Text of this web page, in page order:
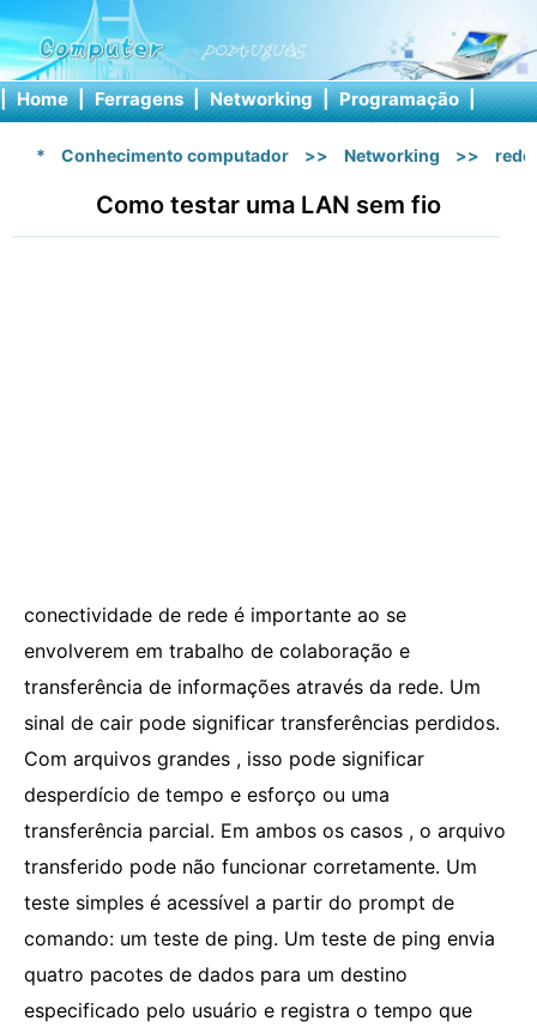
| Home | Ferragens | Networking | Programação |
* Conhecimento computador >> Networking >> rede
Como testar uma LAN sem fio
conectividade de rede é importante ao se
envolverem em trabalho de colaboração e
transferência de informações através da rede. Um
sinal de cair pode significar transferências perdidos.
Com arquivos grandes , isso pode significar
desperdício de tempo e esforço ou uma
transferência parcial. Em ambos os casos , o arquivo
transferido pode não funcionar corretamente. Um
teste simples é acessível a partir do prompt de
comando: um teste de ping. Um teste de ping envia
quatro pacotes de dados para um destino
especificado pelo usuário e registra o tempo que